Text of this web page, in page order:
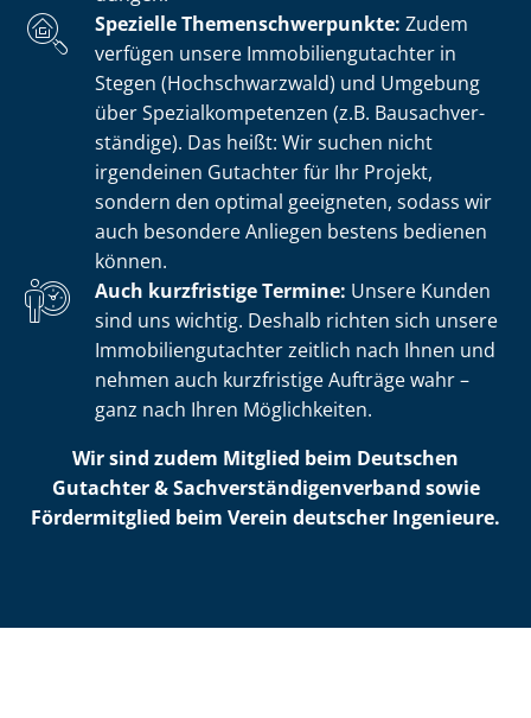
Spezielle The­men­schwer­punk­te: Zudem
verfügen unsere Im­mo­bi­li­en­gut­ach­ter in
Stegen (Hochschwarzwald) und Umgebung
über Spe­zi­al­kom­pe­ten­zen (z.B. Bau­sach­ver­
stän­di­ge). Das heißt: Wir suchen nicht
irgendeinen Gutachter für Ihr Projekt,
sondern den optimal geeigneten, sodass wir
auch besondere Anliegen bestens bedienen
können.
Auch kurzfristige Termine: Unsere Kunden
sind uns wichtig. Deshalb richten sich unsere
Im­mo­bi­li­en­gut­ach­ter zeitlich nach Ihnen und
nehmen auch kurzfristige Aufträge wahr –
ganz nach Ihren Möglichkeiten.
Wir sind zudem Mitglied beim Deutschen
Gutachter & Sach­ver­stän­di­gen­ver­band sowie
Fördermitglied beim Verein deutscher Ingenieure.